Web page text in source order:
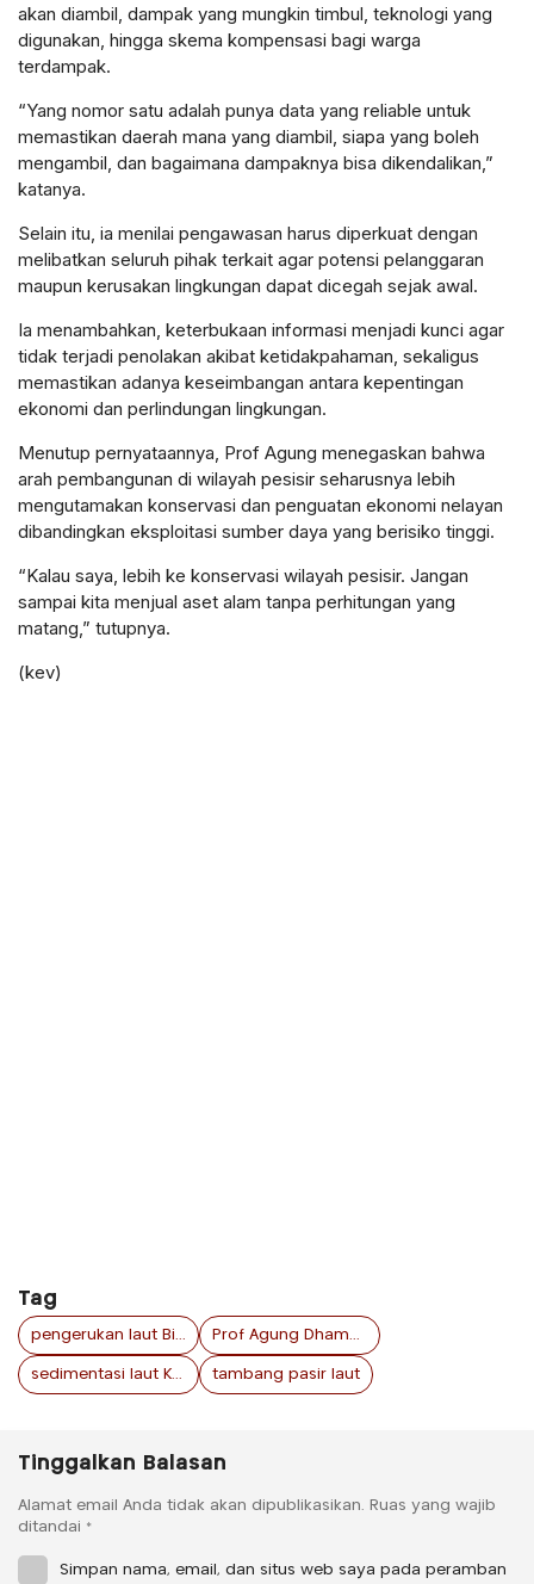
akan diambil, dampak yang mungkin timbul, teknologi yang
digunakan, hingga skema kompensasi bagi warga
terdampak.
“Yang nomor satu adalah punya data yang reliable untuk
memastikan daerah mana yang diambil, siapa yang boleh
mengambil, dan bagaimana dampaknya bisa dikendalikan,”
katanya.
Selain itu, ia menilai pengawasan harus diperkuat dengan
melibatkan seluruh pihak terkait agar potensi pelanggaran
maupun kerusakan lingkungan dapat dicegah sejak awal.
Ia menambahkan, keterbukaan informasi menjadi kunci agar
tidak terjadi penolakan akibat ketidakpahaman, sekaligus
memastikan adanya keseimbangan antara kepentingan
ekonomi dan perlindungan lingkungan.
Menutup pernyataannya, Prof Agung menegaskan bahwa
arah pembangunan di wilayah pesisir seharusnya lebih
mengutamakan konservasi dan penguatan ekonomi nelayan
dibandingkan eksploitasi sumber daya yang berisiko tinggi.
“Kalau saya, lebih ke konservasi wilayah pesisir. Jangan
sampai kita menjual aset alam tanpa perhitungan yang
matang,” tutupnya.
(kev)
Tag
pengerukan laut Bintan Prof Agung Dhamar Syakti
sedimentasi laut Kepri tambang pasir laut
Tinggalkan Balasan
Alamat email Anda tidak akan dipublikasikan. Ruas yang wajib
ditandai *
Simpan nama, email, dan situs web saya pada peramban